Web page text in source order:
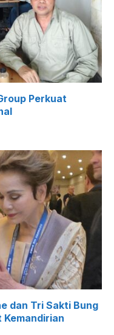
Perkuat
dan Tri Sakti Bung
Kemandirian